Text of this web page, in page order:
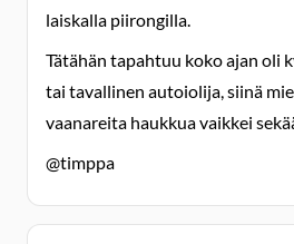
laiskalla piirongilla.
Tätähän tapahtuu koko ajan oli
tai tavallinen autoiolija, siinä
vaanareita haukkua vaikkei
@timppa